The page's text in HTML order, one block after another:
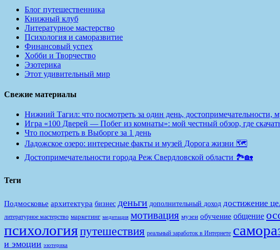
Блог путешественника
Книжный клуб
Литературное мастерство
Психология и саморазвитие
Финансовый успех
Хобби и Творчество
Эзотерика
Этот удивительный мир
Свежие материалы
Нижний Тагил: что посмотреть за один день, достопримечательности,
Игра «100 Дверей — Побег из комнаты»: мой честный обзор, где
Что посмотреть в Выборге за 1 день
Ладожское озеро: интересные факты и музей Дорога жизни 🗺️
Достопримечательности города Реж Свердловской области 🏞️🏡
Теги
Подмосковье архитектура бизнес деньги дополнительный доход достижение
литературное мастерство маркетинг медитация мотивация музеи обучение общение
психологияпутешествия реальный заработок в Интернете
и эмоции эзотерика